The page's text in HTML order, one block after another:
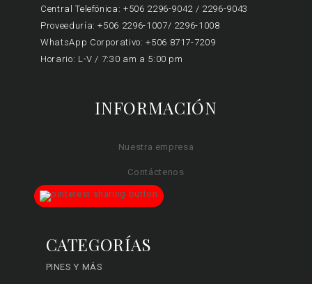
Central Telefónica: +506 2296-9042 / 2296-9043
Proveeduría: +506 2296-1007/ 2296-1008
WhatsApp Corporativo: +506 8717-7209
Horario: L-V / 7:30 am a 5:00 pm
INFORMACIÓN
Nuestra empresa
Contáctenos
CATEGORÍAS
PINES Y MÁS